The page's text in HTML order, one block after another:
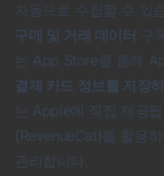
자동으로 수집할 수 있
구매 및 거래 데이터 구
는 App Store를 통해
결제 카드 정보를 저장
는 Apple에 직접 제공
(RevenueCat)를 활용
관리합니다.